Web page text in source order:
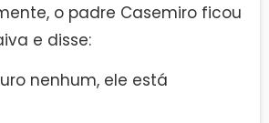
o padre Casemiro ficou
e disse:
nenhum, ele está